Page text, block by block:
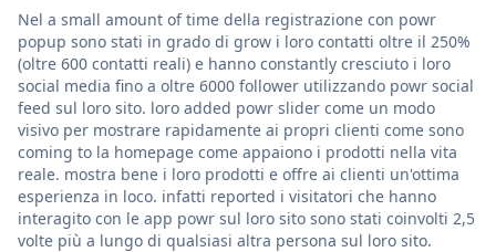
Nel a small amount of time della registrazione con powr
popup sono stati in grado di grow i loro contatti oltre il 250%
(oltre 600 contatti reali) e hanno constantly cresciuto i loro
social media fino a oltre 6000 follower utilizzando powr social
feed sul loro sito. loro added powr slider come un modo
visivo per mostrare rapidamente ai propri clienti come sono
coming to la homepage come appaiono i prodotti nella vita
reale. mostra bene i loro prodotti e offre ai clienti un'ottima
esperienza in loco. infatti reported i visitatori che hanno
interagito con le app powr sul loro sito sono stati coinvolti 2,5
volte più a lungo di qualsiasi altra persona sul loro sito.